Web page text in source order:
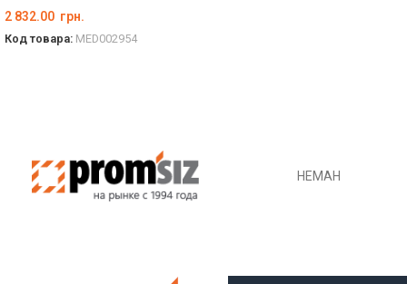
2 832.00 грн.
Код товара: MED002954
НЕМАН